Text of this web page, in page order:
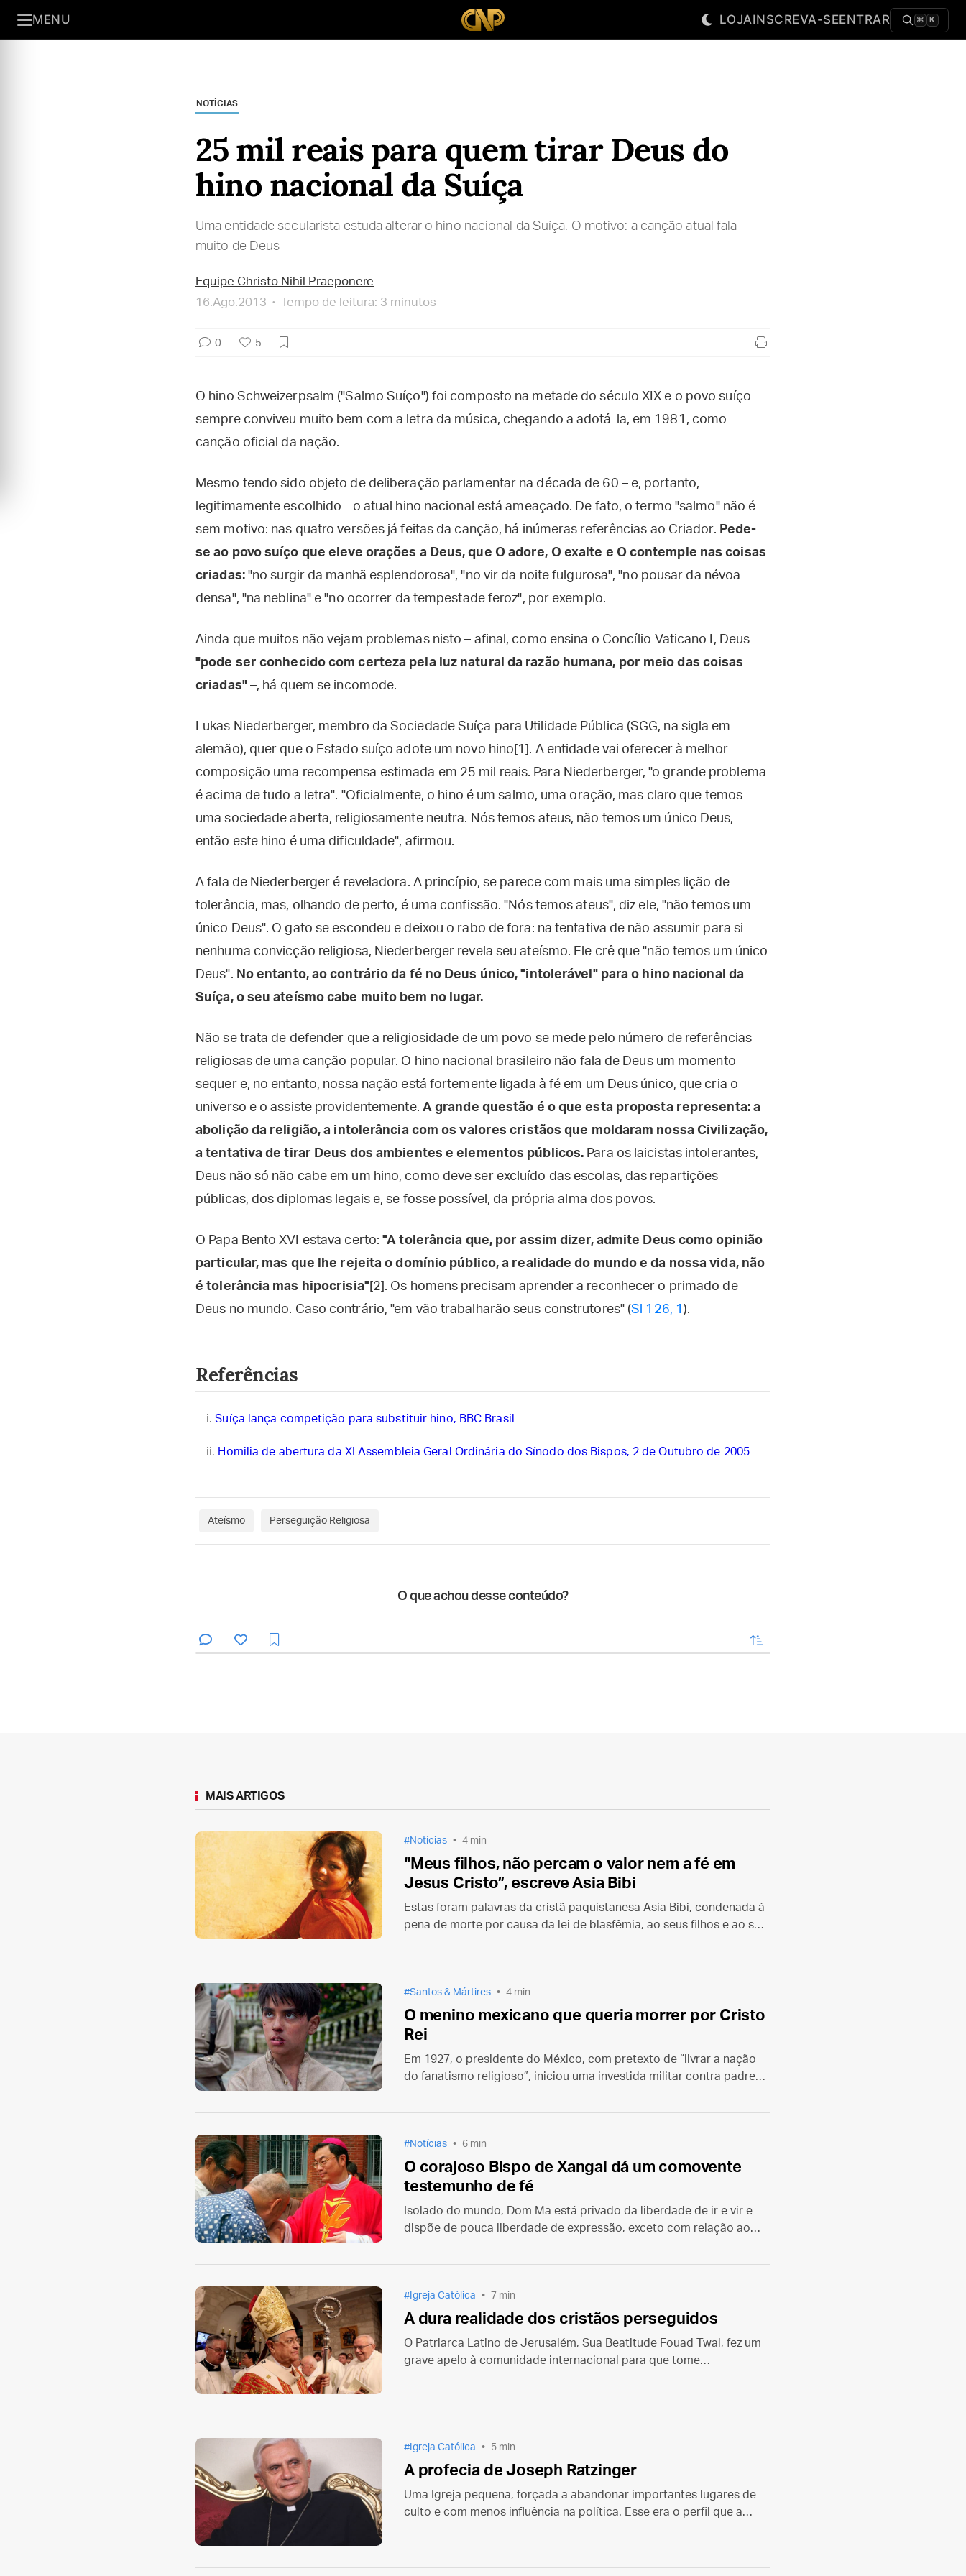
MENU LOJAINSCREVA-SEENTRAR ⌘ K
NOTÍCIAS
25 mil reais para quem tirar Deus do
hino nacional da Suíça
Uma entidade secularista estuda alterar o hino nacional da Suíça. O motivo: a canção atual fala
muito de Deus
Equipe Christo Nihil Praeponere
16.Ago.2013
Tempo de leitura: 3 minutos
0 5
O hino Schweizerpsalm ("Salmo Suíço") foi composto na metade do século XIX e o povo suíço
sempre conviveu muito bem com a letra da música, chegando a adotá-la, em 1981, como
canção oficial da nação.
Mesmo tendo sido objeto de deliberação parlamentar na década de 60 – e, portanto,
legitimamente escolhido - o atual hino nacional está ameaçado. De fato, o termo "salmo" não é
sem motivo: nas quatro versões já feitas da canção, há inúmeras referências ao Criador. Pede-
se ao povo suíço que eleve orações a Deus, que O adore, O exalte e O contemple nas coisas
criadas:"no surgir da manhã esplendorosa", "no vir da noite fulgurosa", "no pousar da névoa
densa", "na neblina" e "no ocorrer da tempestade feroz", por exemplo.
Ainda que muitos não vejam problemas nisto – afinal, como ensina o Concílio Vaticano I, Deus
"pode ser conhecido com certeza pela luz natural da razão humana, por meio das coisas
criadas"–, há quem se incomode.
Lukas Niederberger, membro da Sociedade Suíça para Utilidade Pública (SGG, na sigla em
alemão), quer que o Estado suíço adote um novo hino[1]. A entidade vai oferecer à melhor
composição uma recompensa estimada em 25 mil reais. Para Niederberger, "o grande problema
é acima de tudo a letra". "Oficialmente, o hino é um salmo, uma oração, mas claro que temos
uma sociedade aberta, religiosamente neutra. Nós temos ateus, não temos um único Deus,
então este hino é uma dificuldade", afirmou.
A fala de Niederberger é reveladora. A princípio, se parece com mais uma simples lição de
tolerância, mas, olhando de perto, é uma confissão. "Nós temos ateus", diz ele, "não temos um
único Deus". O gato se escondeu e deixou o rabo de fora: na tentativa de não assumir para si
nenhuma convicção religiosa, Niederberger revela seu ateísmo. Ele crê que "não temos um único
Deus". No entanto, ao contrário da fé no Deus único, "intolerável" para o hino nacional da
Suíça, o seu ateísmo cabe muito bem no lugar.
Não se trata de defender que a religiosidade de um povo se mede pelo número de referências
religiosas de uma canção popular. O hino nacional brasileiro não fala de Deus um momento
sequer e, no entanto, nossa nação está fortemente ligada à fé em um Deus único, que cria o
universo e o assiste providentemente. A grande questão é o que esta proposta representa: a
abolição da religião, a intolerância com os valores cristãos que moldaram nossa Civilização,
a tentativa de tirar Deus dos ambientes e elementos públicos. Para os laicistas intolerantes,
Deus não só não cabe em um hino, como deve ser excluído das escolas, das repartições
públicas, dos diplomas legais e, se fosse possível, da própria alma dos povos.
O Papa Bento XVI estava certo:"A tolerância que, por assim dizer, admite Deus como opinião
particular, mas que lhe rejeita o domínio público, a realidade do mundo e da nossa vida, não
é tolerância mas hipocrisia"[2]. Os homens precisam aprender a reconhecer o primado de
Deus no mundo. Caso contrário, "em vão trabalharão seus construtores" (Sl 126, 1 ).
Referências
Suíça lança competição para substituir hino, BBC Brasil
Homilia de abertura da XI Assembleia Geral Ordinária do Sínodo dos Bispos, 2 de Outubro de 2005
Ateísmo Perseguição Religiosa
O que achou desse conteúdo?
enviar
MAIS ARTIGOS
Notícias 4 min
“Meus filhos, não percam o valor nem a fé em
Jesus Cristo”, escreve Asia Bibi
Estas foram palavras da cristã paquistanesa Asia Bibi, condenada à
pena de morte por causa da lei de blasfêmia, ao seus filhos e ao seu
de aqui!” (Tirem-me daqui!)
Santos & Mártires 4 min
O menino mexicano que queria morrer por Cristo
Rei
Em 1927, o presidente do México, com pretexto de “livrar a nação
do fanatismo religioso”, iniciou uma investida militar contra padres,
Nesse contexto foi martirizado São José Sánchez del Río.
Notícias 6 min
O corajoso Bispo de Xangai dá um comovente
testemunho de fé
Isolado do mundo, Dom Ma está privado da liberdade de ir e vir e
dispõe de pouca liberdade de expressão, exceto com relação ao
Igreja Católica 7 min
A dura realidade dos cristãos perseguidos
O Patriarca Latino de Jerusalém, Sua Beatitude Fouad Twal, fez um
grave apelo à comunidade internacional para que tome
Igreja Católica 5 min
A profecia de Joseph Ratzinger
Uma Igreja pequena, forçada a abandonar importantes lugares de
culto e com menos influência na política. Esse era o perfil que a